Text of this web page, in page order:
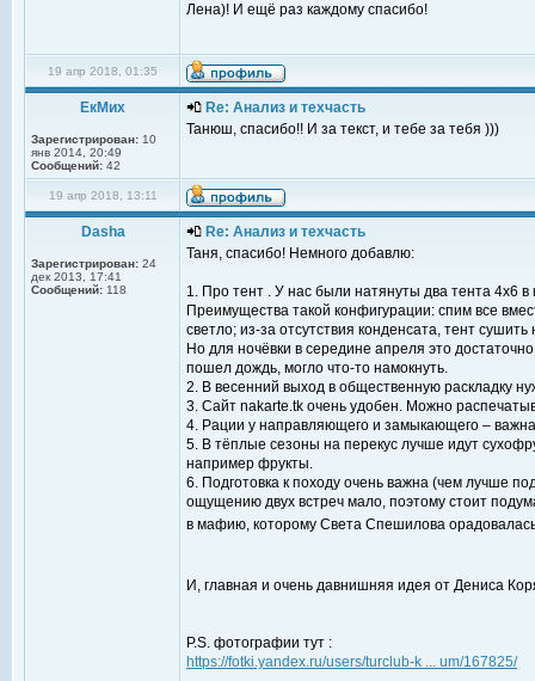
Лена)! И ещё раз каждому спасибо!
19 апр 2018, 01:35
ЕкМих
Зарегистрирован: 10
янв 2014, 20:49
Сообщений: 42
Re: Анализ и техчасть
Танюш, спасибо!! И за текст, и тебе за тебя )))
19 апр 2018, 13:11
Dasha
Зарегистрирован: 24
дек 2013, 17:41
Сообщений: 118
Re: Анализ и техчасть
Таня, спасибо! Немного добавлю:
1. Про тент . У нас были натянуты два тента 4х6
Преимущества такой конфигурации: спим все
светло; из-за отсутствия конденсата, тент
Но для ночёвки в середине апреля это
пошел дождь, могло что-то намокнуть.
2. В весенний выход в общественную раскладку
3. Сайт nakarte.tk очень удобен. Можно
4. Рации у направляющего и замыкающего –
5. В тёплые сезоны на перекус лучше идут
например фрукты.
6. Подготовка к походу очень важна (чем лучше
ощущению двух встреч мало, поэтому стоит
в мафию, которому Света Спешилова
И, главная и очень давнишняя идея от Дениса
P.S. фотографии тут :
https://fotki.yandex.ru/users/turclub-k ... um/167825/